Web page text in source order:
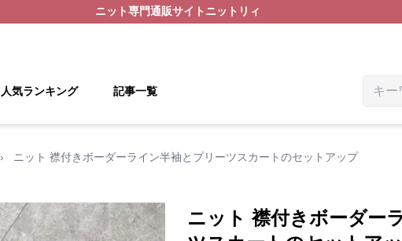
ニット専門通販サイト ニットリィ
人気ランキング 記事一覧
› ニット 襟付きボーダーライン半袖とプリーツスカートのセットアップ
ニット 襟付きボーダー